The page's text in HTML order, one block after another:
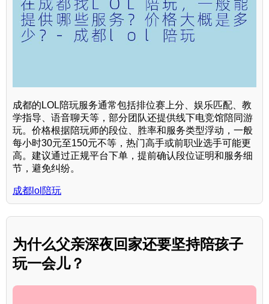
成都的LOL陪玩服务通常包括排位赛上分、娱乐匹配、教
学指导、语音聊天等，部分团队还提供线下电竞馆陪同游
玩。价格根据陪玩师的段位、胜率和服务类型浮动，一般
每小时30元至150元不等，热门高手或前职业选手可能更
高。建议通过正规平台下单，提前确认段位证明和服务细
节，避免纠纷。
成都lol陪玩
为什么父亲深夜回家还要坚持陪孩子
玩一会儿？